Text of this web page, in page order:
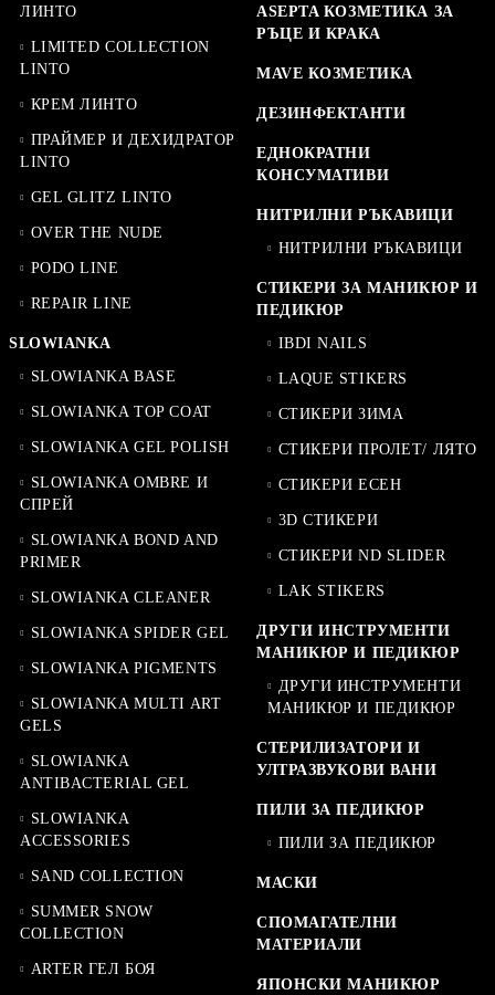
ЛИНТО
LIMITED COLLECTION
LINTO
КРЕМ ЛИНТО
ПРАЙМЕР И ДЕХИДРАТОР
LINTO
GEL GLITZ LINTO
OVER THE NUDE
PODO LINE
REPAIR LINE
SLOWIANKA
SLOWIANKA BASE
SLOWIANKA TOP COAT
SLOWIANKA GEL POLISH
SLOWIANKA OMBRE И
СПРЕЙ
SLOWIANKA BOND AND
PRIMER
SLOWIANKA CLEANER
SLOWIANKA SPIDER GEL
SLOWIANKA PIGMENTS
SLOWIANKA MULTI ART
GELS
SLOWIANKA
ANTIBACTERIAL GEL
SLOWIANKA
ACCESSORIES
SAND COLLECTION
SUMMER SNOW
COLLECTION
ARTER ГЕЛ БОЯ
ASEPTA КОЗМЕТИКА ЗА
РЪЦЕ И КРАКА
MAVE КОЗМЕТИКА
ДЕЗИНФЕКТАНТИ
ЕДНОКРАТНИ
КОНСУМАТИВИ
НИТРИЛНИ РЪКАВИЦИ
НИТРИЛНИ РЪКАВИЦИ
СТИКЕРИ ЗА МАНИКЮР И
ПЕДИКЮР
IBDI NAILS
LAQUE STIKERS
СТИКЕРИ ЗИМА
СТИКЕРИ ПРОЛЕТ/ ЛЯТО
СТИКЕРИ ЕСЕН
3D СТИКЕРИ
СТИКЕРИ ND SLIDER
LAK STIKERS
ДРУГИ ИНСТРУМЕНТИ
МАНИКЮР И ПЕДИКЮР
ДРУГИ ИНСТРУМЕНТИ
МАНИКЮР И ПЕДИКЮР
СТЕРИЛИЗАТОРИ И
УЛТРАЗВУКОВИ ВАНИ
ПИЛИ ЗА ПЕДИКЮР
ПИЛИ ЗА ПЕДИКЮР
МАСКИ
СПОМАГАТЕЛНИ
МАТЕРИАЛИ
ЯПОНСКИ МАНИКЮР